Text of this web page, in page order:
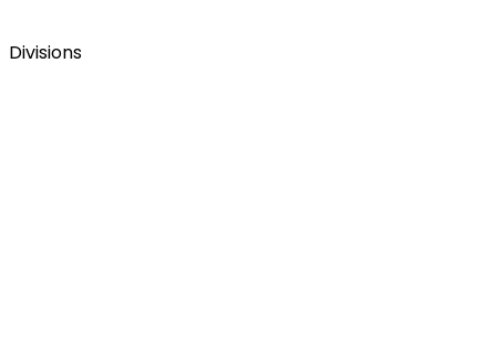
Divisions